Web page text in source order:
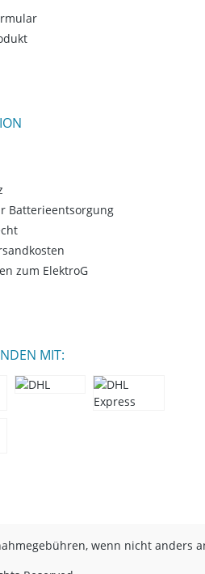
Batterieentsorgung
zum ElektroG
MIT:
wenn nicht anders